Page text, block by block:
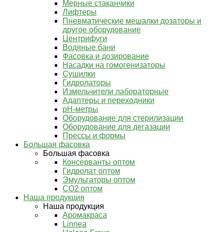
Мерные стаканчики
Лифтеры
Пневматические мешалки дозаторы и
другое оборудование
Центрифуги
Водяные бани
Фасовка и дозирование
Насадки на гомогенизаторы
Сушилки
Гидролаторы
Измельчители лабораторные
Адаптеры и переходники
pH-метры
Оборудование для стерилизации
Оборудование для дегазации
Прессы и формы
Большая фасовка
Большая фасовка
Консерванты оптом
Гидролат оптом
Эмульгаторы оптом
СО2 оптом
Наша продукция
Наша продукция
Аромакраса
Linnea